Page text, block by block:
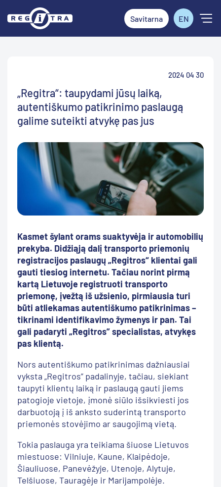
Savitarna EN
2024 04 30
„Regitra“: taupydami jūsų laiką,
autentiškumo patikrinimo paslaugą
galime suteikti atvykę pas jus
Kasmet šylant orams suaktyvėja ir automobilių
prekyba. Didžiąją dalį transporto priemonių
registracijos paslaugų „Regitros“ klientai gali
gauti tiesiog internetu. Tačiau norint pirmą
kartą Lietuvoje registruoti transporto
priemonę, įvežtą iš užsienio, pirmiausia turi
būti atliekamas autentiškumo patikrinimas –
tikrinami identifikavimo žymenys ir pan. Tai
gali padaryti „Regitros” specialistas, atvykęs
pas klientą.
Nors autentiškumo patikrinimas dažniausiai
vyksta „Regitros” padalinyje, tačiau, siekiant
taupyti klientų laiką ir paslaugą gauti jiems
patogioje vietoje, įmonė siūlo išsikviesti jos
darbuotoją į iš anksto suderintą transporto
priemonės stovėjimo ar saugojimą vietą.
Tokia paslauga yra teikiama šiuose Lietuvos
miestuose: Vilniuje, Kaune, Klaipėdoje,
Šiauliuose, Panevėžyje, Utenoje, Alytuje,
Telšiuose, Tauragėje ir Marijampolėje.